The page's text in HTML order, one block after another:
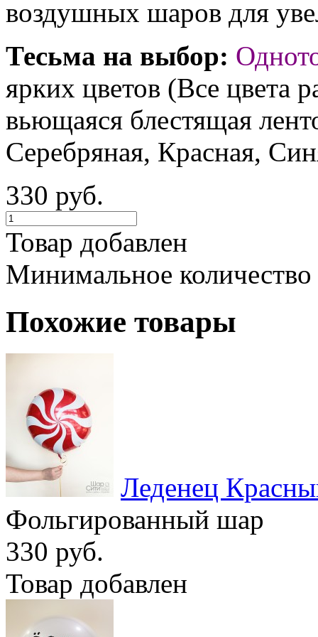
воздушных шаров для
Тесьма на выбор:
ярких цветов (Все цвета
вьющаяся блестящая
Серебряная, Красная,
330 руб.
Товар добавлен
Минимальное
Похожие товары
Леденец
Фольгированный шар
330 руб.
Товар добавлен